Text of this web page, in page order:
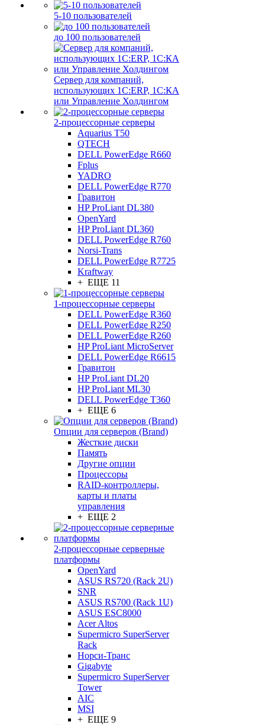
5-10 пользователей
до 100 пользователей
Сервер для компаний,
использующих 1C:ERP, 1С:КА
или Управление Холдингом
2-процессорные серверы
Aquarius T50
QTECH
DELL PowerEdge R660
Fplus
YADRO
DELL PowerEdge R770
Гравитон
HP ProLiant DL380
OpenYard
HP ProLiant DL360
DELL PowerEdge R760
Norsi-Trans
DELL PowerEdge R7725
Kraftway
+ ЕЩЕ 11
1-процессорные серверы
DELL PowerEdge R360
DELL PowerEdge R250
DELL PowerEdge R260
HP ProLiant MicroServer
DELL PowerEdge R6615
Гравитон
HP ProLiant DL20
HP ProLiant ML30
DELL PowerEdge T360
+ ЕЩЕ 6
Опции для серверов (Brand)
Жесткие диски
Память
Другие опции
Процессоры
RAID-контроллеры,
карты и платы
управления
+ ЕЩЕ 2
2-процессорные серверные
платформы
OpenYard
ASUS RS720 (Rack 2U)
SNR
ASUS RS700 (Rack 1U)
ASUS ESC8000
Acer Altos
Supermicro SuperServer
Rack
Норси-Транс
Gigabyte
Supermicro SuperServer
Tower
AIC
MSI
+ ЕЩЕ 9